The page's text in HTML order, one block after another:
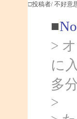
□投稿者/ 不好意
■
>
に
多
>